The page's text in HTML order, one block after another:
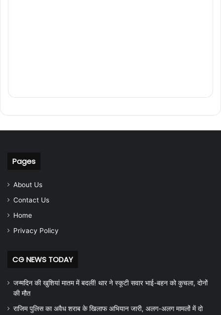
Pages
About Us
Contact Us
Home
Privacy Policy
CG NEWS TODAY
जन्मदिन की खुशियां मातम में बदलीं! थार ने स्कूटी सवार भाई-बहन को कुचला, दोनों
की मौत
राजिम पुलिस का अवैध शराब के खिलाफ अभियान जारी, अलग-अलग मामलों में दो